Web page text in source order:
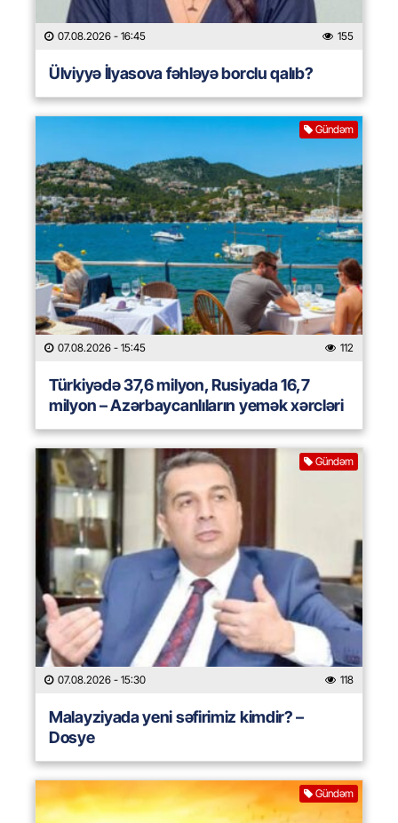
07.08.2026 - 16:45 155
Ülviyyə İlyasova fəhləyə borclu qalıb?
Gündəm
07.08.2026 - 15:45 112
Türkiyədə 37,6 milyon, Rusiyada 16,7
milyon – Azərbaycanlıların yemək xərcləri
Gündəm
07.08.2026 - 15:30 118
Malayziyada yeni səfirimiz kimdir? –
Dosye
Gündəm